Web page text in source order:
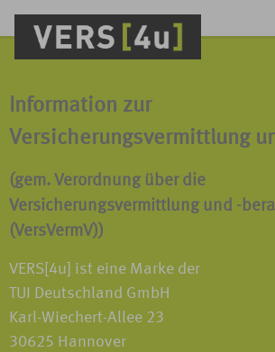
Information zur
Versicherungsvermittlung
(gem. Verordnung über die
Versicherungsvermittlung und -
(VersVermV))
VERS[4u] ist eine Marke der
TUI Deutschland GmbH
Karl-Wiechert-Allee 23
30625 Hannover